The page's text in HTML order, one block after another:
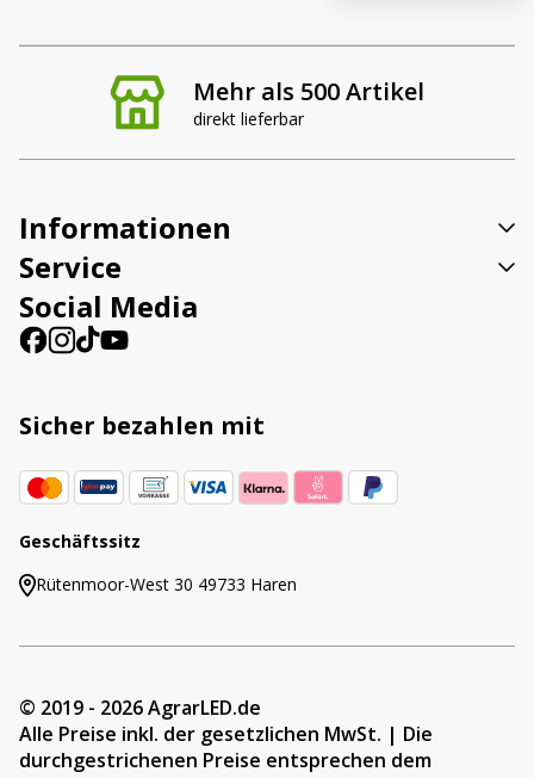
Mehr als 500 Artikel
direkt lieferbar
Informationen
Service
Social Media
Sicher bezahlen mit
Geschäftssitz
Rütenmoor-West 30 49733 Haren
© 2019 - 2026 AgrarLED.de
Alle Preise inkl. der gesetzlichen MwSt. | Die
durchgestrichenen Preise entsprechen dem